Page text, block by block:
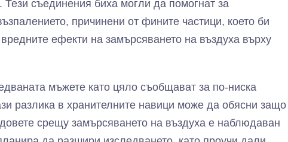
съединения биха могли да помогнат за
причинени от фините частици, което би
ефекти на замърсяването на въздуха върху
мъжете като цяло съобщават за по-ниска
разлика в хранителните навици може да обясни защо
срещу замърсяването на въздуха е наблюдаван